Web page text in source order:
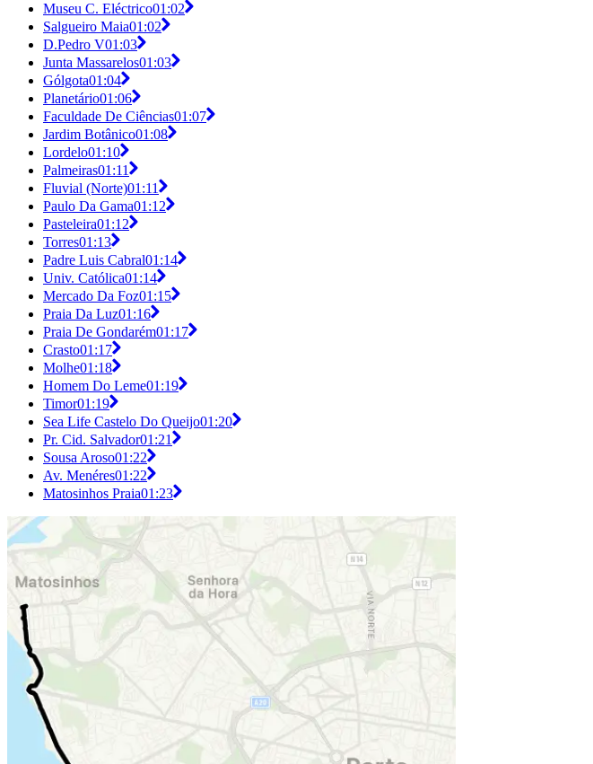
Museu C. Eléctrico01:02
Salgueiro Maia01:02
D.Pedro V01:03
Junta Massarelos01:03
Gólgota01:04
Planetário01:06
Faculdade De Ciências01:07
Jardim Botânico01:08
Lordelo01:10
Palmeiras01:11
Fluvial (Norte)01:11
Paulo Da Gama01:12
Pasteleira01:12
Torres01:13
Padre Luis Cabral01:14
Univ. Católica01:14
Mercado Da Foz01:15
Praia Da Luz01:16
Praia De Gondarém01:17
Crasto01:17
Molhe01:18
Homem Do Leme01:19
Timor01:19
Sea Life Castelo Do Queijo01:20
Pr. Cid. Salvador01:21
Sousa Aroso01:22
Av. Menéres01:22
Matosinhos Praia01:23